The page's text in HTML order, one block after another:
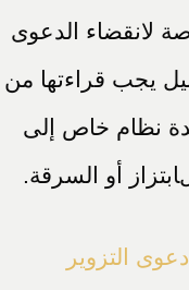
لانقضاء الدعوى
يجب قراءتها من
نظام خاص إلى
أو السرقة.
التزوير